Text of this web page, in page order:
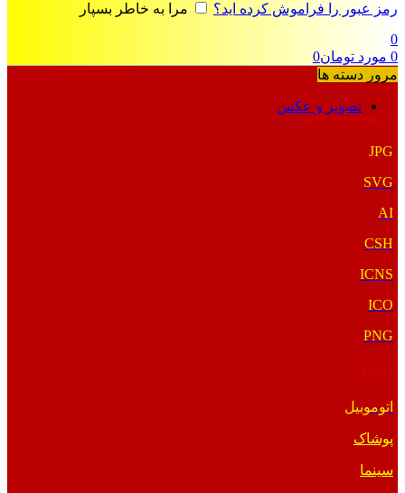
رمز عبور را فراموش کرده اید؟
مرا به خاطر بسپار
0
0 مورد تومان0
مرور دسته ها
تصویر و عکس
فرمت‌های خاص
JPG
SVG
AI
CSH
ICNS
ICO
PNG
اتوموبیل
پوشاک
سینما